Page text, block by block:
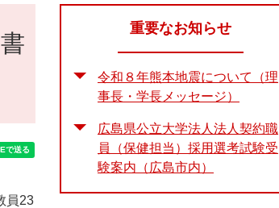
員23
重要なお知らせ
令和８年熊本地震について（理
事長・学長メッセージ）
広島県公立大学法人法人契約職
員（保健担当）採用選考試験受
験案内（広島市内）